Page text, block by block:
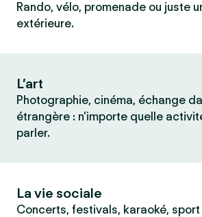
Rando, vélo, promenade ou juste
extérieure.
L’art
Photographie, cinéma, échange
étrangère : n’importe quelle
parler.
La vie sociale
Concerts, festivals, karaoké, sport